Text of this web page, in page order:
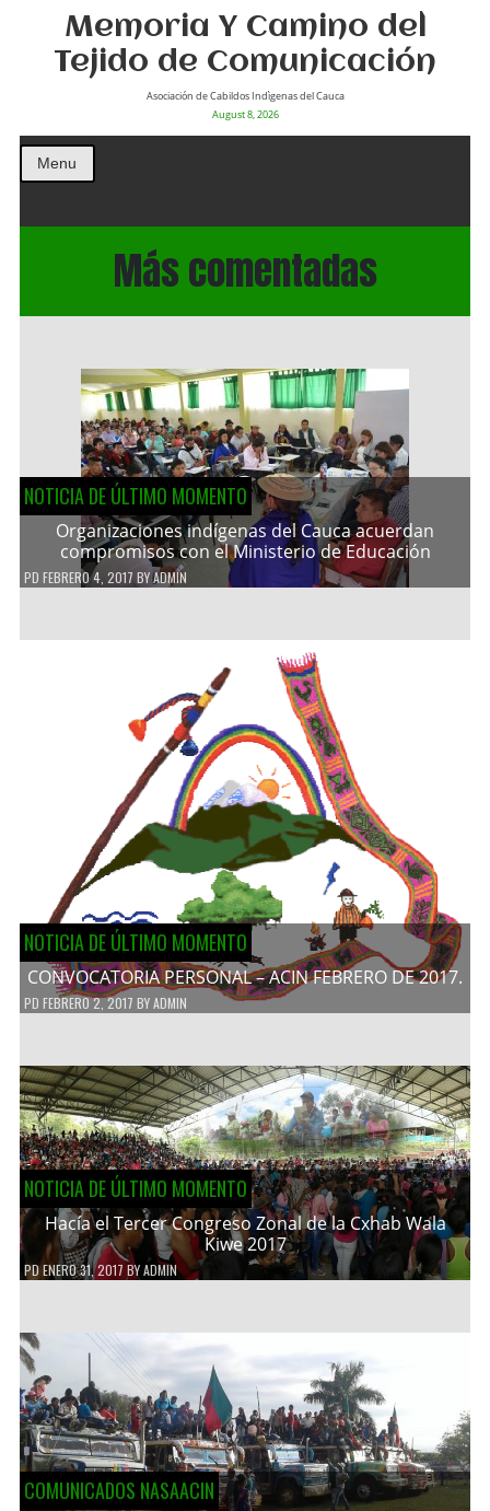
Memoria Y Camino del
Tejido de Comunicación
Asociación de Cabildos Indìgenas del Cauca
August 8, 2026
Menu
Más comentadas
NOTICIA DE ÚLTIMO MOMENTO
Organizaciones indígenas del Cauca acuerdan
compromisos con el Ministerio de Educación
PD FEBRERO 4, 2017 BYADMIN
NOTICIA DE ÚLTIMO MOMENTO
CONVOCATORIA PERSONAL – ACIN FEBRERO DE 2017.
PD FEBRERO 2, 2017 BYADMIN
NOTICIA DE ÚLTIMO MOMENTO
Hacía el Tercer Congreso Zonal de la Cxhab Wala
Kiwe 2017
PDENERO 31, 2017 BYADMIN
COMUNICADOS NASAACIN